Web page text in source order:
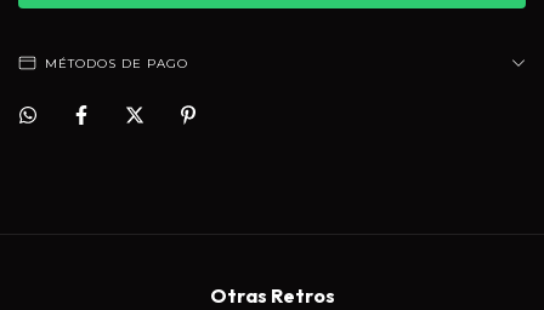
MÉTODOS DE PAGO
Otras Retros